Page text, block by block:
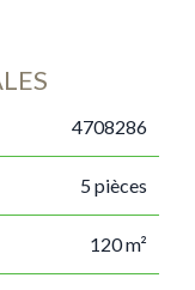
4708286
5 pièces
120 m²